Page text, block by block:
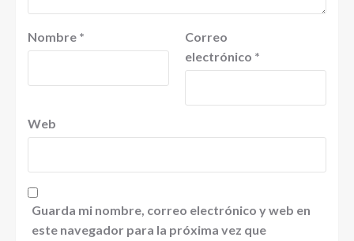
Nombre *
Correo
electrónico *
Web
Guarda mi nombre, correo electrónico y web en
este navegador para la próxima vez que